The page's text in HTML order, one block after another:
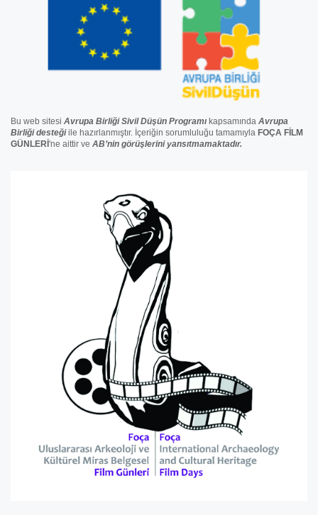
Bu web sitesi Avrupa Birliği Sivil Düşün Programı kapsamında Avrupa
Birliğidesteğiile hazırlanmıştır. İçeriğin sorumluluğu tamamıyla FOÇA FİLM
GÜNLERİ 'ne aittir ve AB’nin görüşlerini yansıtmamaktadır.